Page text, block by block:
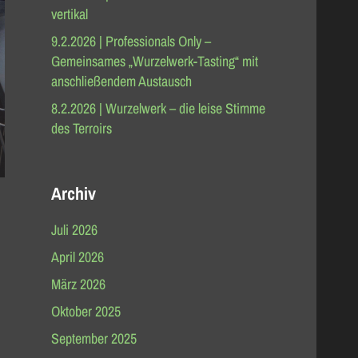
vertikal
9.2.2026 | Professionals Only –
Gemeinsames „Wurzelwerk-Tasting“ mit
anschließendem Austausch
8.2.2026 | Wurzelwerk – die leise Stimme
des Terroirs
Archiv
Juli 2026
April 2026
März 2026
Oktober 2025
September 2025